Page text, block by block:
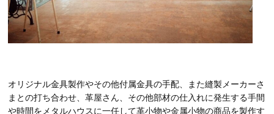
オリジナル金具製作やその他付属金具の手配、また縫製メーカーさ
まとの打ち合わせ、革屋さん、その他部材の仕入れに発生する手間
や時間をメタルハウスに一任して革小物や金属小物の商品を製作す